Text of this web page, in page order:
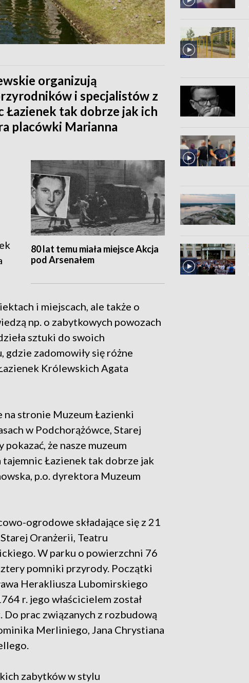
organizują
i specjalistów z
Łazienek tak dobrze jak ich
placówki Marianna
80 lat temu miała miejsce Akcja
pod Arsenałem
i miejscach, ale także o
np. o zabytkowych powozach
sztuki do swoich
gdzie zadomowiły się różne
Królewskich Agata
na stronie Muzeum Łazienki
w Podchorążówce, Starej
że nasze muzeum
Łazienek tak dobrze jak
p.o. dyrektora Muzeum
ogrodowe składające się z 21
Oranżerii, Teatru
W parku o powierzchni 76
pomniki przyrody. Początki
Herakliusza Lubomirskiego
r. jego właścicielem został
prac związanych z rozbudową
Merliniego, Jana Chrystiana
zabytków w stylu